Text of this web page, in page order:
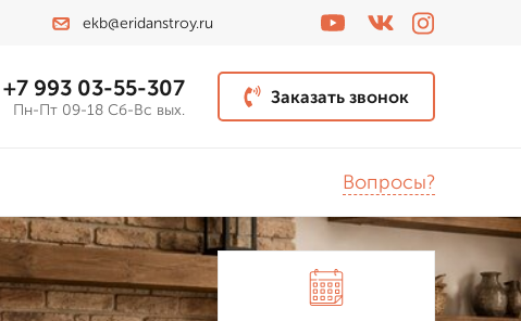
ekb@eridanstroy.ru
+7 993 03-55-307
Пн-Пт 09-18 Сб-Вс вых.
Заказать звонок
Вопросы?